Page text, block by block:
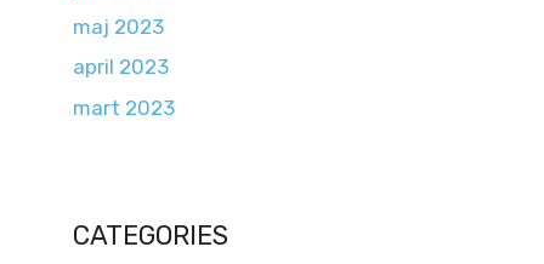
maj 2023
april 2023
mart 2023
CATEGORIES